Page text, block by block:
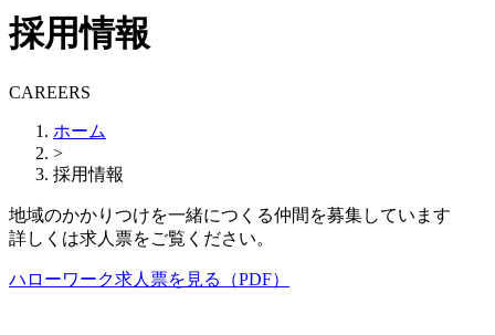
採用情報
CAREERS
ホーム
>
採用情報
地域のかかりつけを一緒につくる仲間を募集しています
詳しくは求人票をご覧ください。
ハローワーク求人票を見る（PDF）